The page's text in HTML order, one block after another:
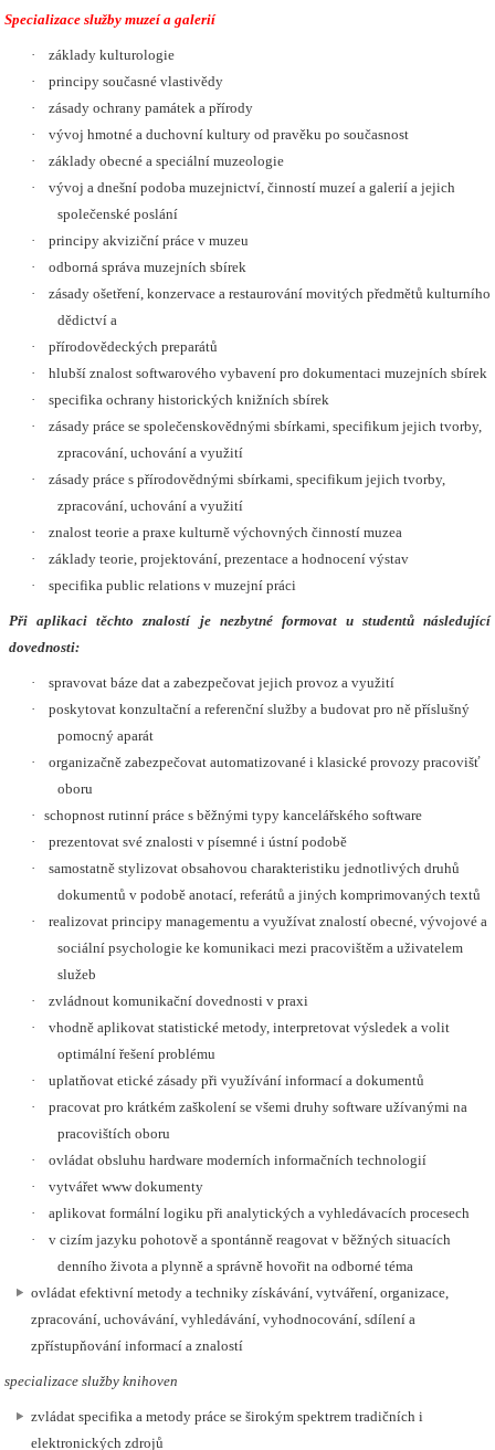
Specializace služby muzeí a galerií
·
základy kulturologie
·
principy současné vlastivědy
·
zásady ochrany památek a přírody
·
vývoj hmotné a duchovní kultury od pravěku po současnost
·
základy obecné a speciální muzeologie
·
vývoj a dnešní podoba muzejnictví, činností muzeí a galerií a jejich
společenské poslání
·
principy akviziční práce v muzeu
·
odborná správa muzejních sbírek
·
zásady ošetření, konzervace a restaurování movitých předmětů kulturního
dědictví a
·
přírodovědeckých preparátů
·
hlubší znalost softwarového vybavení pro dokumentaci muzejních sbírek
·
specifika ochrany historických knižních sbírek
·
zásady práce se společenskovědnými sbírkami, specifikum jejich tvorby,
zpracování, uchování a využití
·
zásady práce s přírodovědnými sbírkami, specifikum jejich tvorby,
zpracování, uchování a využití
·
znalost teorie a praxe kulturně výchovných činností muzea
·
základy teorie, projektování, prezentace a hodnocení výstav
·
specifika public relations v muzejní práci
Při aplikaci těchto znalostí je nezbytné formovat u studentů následující
dovednosti:
·
spravovat báze dat a zabezpečovat jejich provoz a využití
·
poskytovat konzultační a referenční služby a budovat pro ně příslušný
pomocný aparát
·
organizačně zabezpečovat automatizované i klasické provozy pracovišť
oboru
· schopnost rutinní práce s běžnými typy kancelářského software
·
prezentovat své znalosti v písemné i ústní podobě
·
samostatně stylizovat obsahovou charakteristiku jednotlivých druhů
dokumentů v podobě anotací, referátů a jiných komprimovaných textů
·
realizovat principy managementu a využívat znalostí obecné, vývojové a
sociální psychologie ke komunikaci mezi pracovištěm a uživatelem
služeb
·
zvládnout komunikační dovednosti v praxi
·
vhodně aplikovat statistické metody, interpretovat výsledek a volit
optimální řešení problému
·
uplatňovat etické zásady při využívání informací a dokumentů
·
pracovat pro krátkém zaškolení se všemi druhy software užívanými na
pracovištích oboru
·
ovládat obsluhu hardware moderních informačních technologií
·
vytvářet www dokumenty
·
aplikovat formální logiku při analytických a vyhledávacích procesech
·
v cizím jazyku pohotově a spontánně reagovat v běžných situacích
denního života a plynně a správně hovořit na odborné téma
ovládat efektivní metody a techniky získávání, vytváření, organizace,
zpracování, uchovávání, vyhledávání, vyhodnocování, sdílení a
zpřístupňování informací a znalostí
specializace služby knihoven
zvládat specifika a metody práce se širokým spektrem tradičních i
elektronických zdrojů